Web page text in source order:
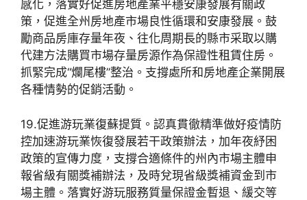
感化，落實好促進房地產業平穩安康發展有關政
策，促進全州房地產市場良性循環和安康發展。鼓
勵商品房庫存量年夜、往化周期長的縣市采取以購
代建方法購買市場存量房源作為保證性租賃住房。
抓緊完成“爛尾樓”整治。支撐處所和房地產企業開展
各種情勢的促銷活動。
19.促進游玩業復蘇提質。認真貫徹精準做好疫情防
控加速游玩業恢復發展若干政策辦法，加年夜紓困
政策的宣傳力度，支撐合適條件的州內市場主體申
報省級有關獎補辦法，及時兌現省級獎補資金到市
場主體。落實好游玩服務質量保證金暫退、緩交等